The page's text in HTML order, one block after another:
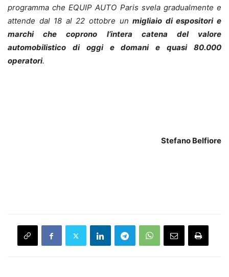
programma che EQUIP AUTO Paris svela gradualmente e
attende dal 18 al 22 ottobre unmigliaio di espositori e
marchi che coprono l’intera catena del valore
automobilistico di oggi e domani e quasi 80.000
operatori.
Stefano Belfiore